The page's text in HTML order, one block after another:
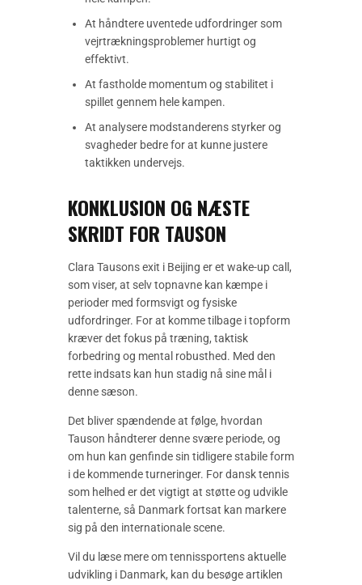
At håndtere uventede udfordringer som
vejrtrækningsproblemer hurtigt og
effektivt.
At fastholde momentum og stabilitet i
spillet gennem hele kampen.
At analysere modstanderens styrker og
svagheder bedre for at kunne justere
taktikken undervejs.
KONKLUSION OG NÆSTE
SKRIDT FOR TAUSON
Clara Tausons exit i Beijing er et wake-up call,
som viser, at selv topnavne kan kæmpe i
perioder med formsvigt og fysiske
udfordringer. For at komme tilbage i topform
kræver det fokus på træning, taktisk
forbedring og mental robusthed. Med den
rette indsats kan hun stadig nå sine mål i
denne sæson.
Det bliver spændende at følge, hvordan
Tauson håndterer denne svære periode, og
om hun kan genfinde sin tidligere stabile form
i de kommende turneringer. For dansk tennis
som helhed er det vigtigt at støtte og udvikle
talenterne, så Danmark fortsat kan markere
sig på den internationale scene.
Vil du læse mere om tennissportens aktuelle
udvikling i Danmark, kan du besøge artiklen